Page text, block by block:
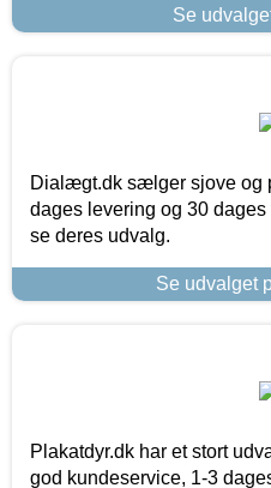
Se
Dialægt.dk sælger sjove og
dages levering og 30
se deres udvalg.
Se udvalget
Plakatdyr.dk har et stort
god kundeservice, 1-3